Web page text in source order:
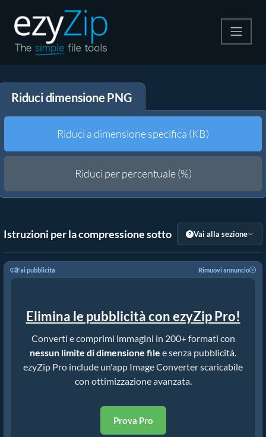
Decomprimi
Altri strumenti
Riduci dimensione PNG
Riduci a dimensione specifica (KB)
Riduci per percentuale (%)
Istruzioni per la compressione sotto Vai alla sezione
Fai pubblicità Rimuovi annuncio
Elimina le pubblicità con ezyZip Pro!
Converti e comprimi immagini in 200+ formati con
nessun limite di dimensione file e senza pubblicità.
ezyZip Pro include un'app Image Converter scaricabile
con ottimizzazione avanzata.
Prova Pro